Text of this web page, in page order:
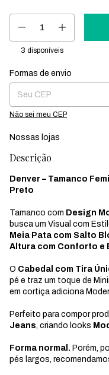
3 disponíveis
Entregas para o CEP:
Formas de envio
Não sei meu CEP
Nossas lojas
Descrição
Denver – Tamanco
Preto
Tamanco com Design
busca um Visual com
Meia Pata com Salto
Altura com Conforto e
O Cabedal com Tira
pé e traz um toque de
em cortiça adiciona
Perfeito para compor
Jeans, criando looks
Forma normal. Porém,
pés largos,